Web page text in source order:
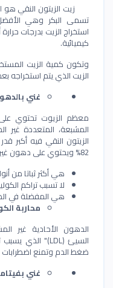
زيت الزيتون النقي هو
تسمى البكر وهي
كيميائية.
وتكون كمية الزيت
الزيت الذي يتم استخراجه
غني
معظم الزيوت تحتوي
المشبعة، المتعددة غير
الزيتون النقي فيه أكبر
82% ويحتوي على دهون غير مشبعة بنسبة 10% فقط، وهذه الدهون
هي أكثر ثباتا من
لا تسبب تراكم
هي المفضلة في
محاربة
الدهون الأحادية غير
السيئ "(LDL) الذي يسبب
ضغط الدم وتمنع اضطرابات
غني